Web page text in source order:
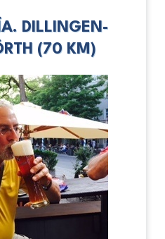
DILLINGEN-
(70 KM)